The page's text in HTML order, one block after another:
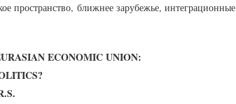
пространство, ближнее зарубежье, интеграционные
ECONOMIC UNION: